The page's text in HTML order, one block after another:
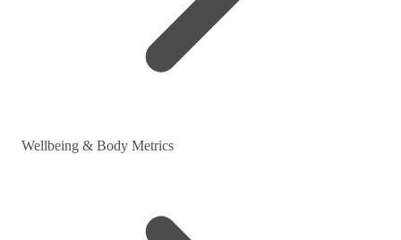
Wellbeing & Body Metrics